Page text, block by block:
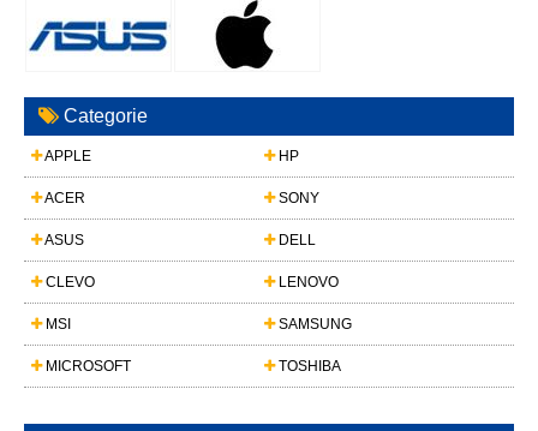
Categorie
APPLE HP
ACER SONY
ASUS DELL
CLEVO LENOVO
MSI SAMSUNG
MICROSOFT TOSHIBA